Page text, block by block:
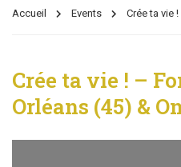
Accueil Events Crée ta vie
Crée ta vie ! –
Orléans (45) &